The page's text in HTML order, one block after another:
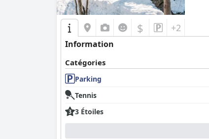
$ +2
Information
Catégories
Parking
Tennis
3 Étoiles